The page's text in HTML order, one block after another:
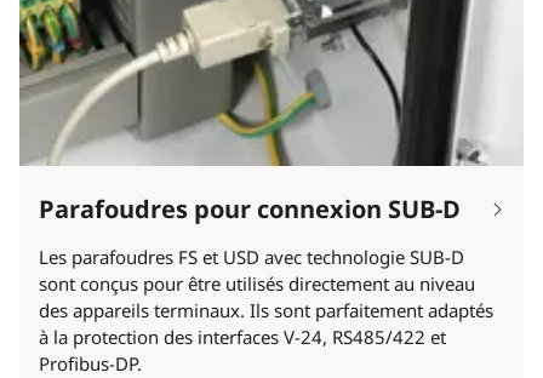
Parafoudres pour connexion SUB-D
Les parafoudres FS et USD avec technologie SUB-D
sont conçus pour être utilisés directement au niveau
des appareils terminaux. Ils sont parfaitement adaptés
à la protection des interfaces V-24, RS485/422 et
Profibus-DP.